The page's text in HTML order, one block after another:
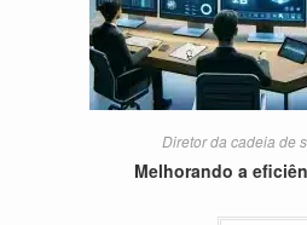
Diretor da cadeia de
Melhorando a